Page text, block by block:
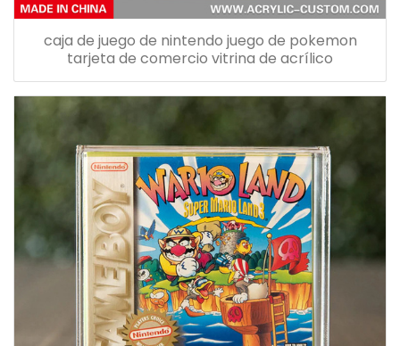
caja de juego de nintendo juego de pokemon
tarjeta de comercio vitrina de acrílico